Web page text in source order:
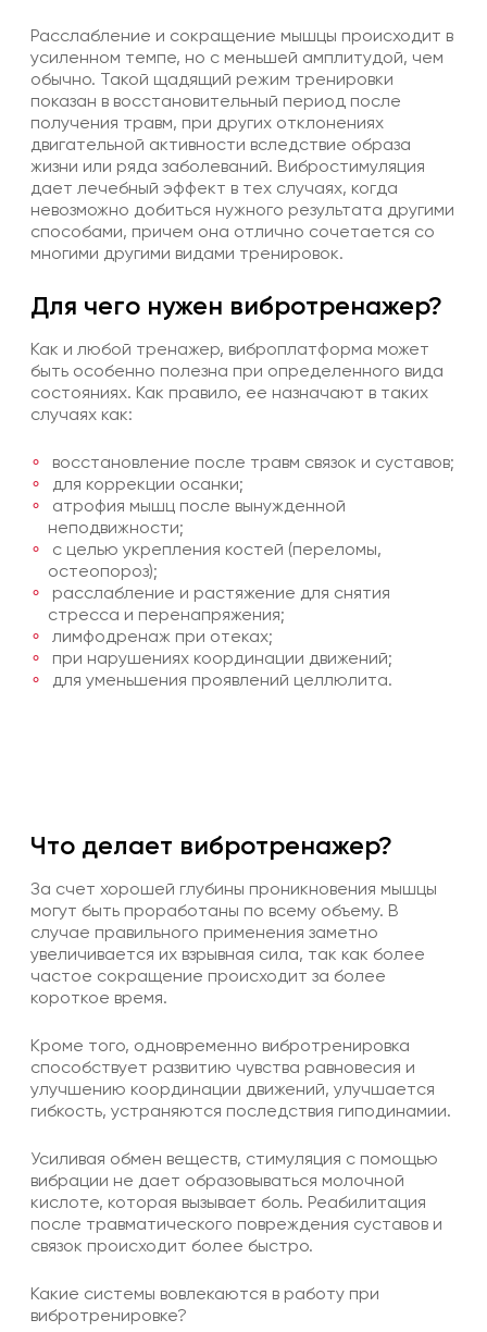
Расслабление и сокращение мышцы происходит в
усиленном темпе, но с меньшей амплитудой, чем
обычно. Такой щадящий режим тренировки
показан в восстановительный период после
получения травм, при других отклонениях
двигательной активности вследствие образа
жизни или ряда заболеваний. Вибростимуляция
дает лечебный эффект в тех случаях, когда
невозможно добиться нужного результата другими
способами, причем она отлично сочетается со
многими другими видами тренировок.
Для чего нужен вибротренажер?
Как и любой тренажер, виброплатформа может
быть особенно полезна при определенного вида
состояниях. Как правило, ее назначают в таких
случаях как:
восстановление после травм связок и суставов;
для коррекции осанки;
атрофия мышц после вынужденной
неподвижности;
с целью укрепления костей (переломы,
остеопороз);
расслабление и растяжение для снятия
стресса и перенапряжения;
лимфодренаж при отеках;
при нарушениях координации движений;
для уменьшения проявлений целлюлита.
Что делает вибротренажер?
За счет хорошей глубины проникновения мышцы
могут быть проработаны по всему объему. В
случае правильного применения заметно
увеличивается их взрывная сила, так как более
частое сокращение происходит за более
короткое время.
Кроме того, одновременно вибротренировка
способствует развитию чувства равновесия и
улучшению координации движений, улучшается
гибкость, устраняются последствия гиподинамии.
Усиливая обмен веществ, стимуляция с помощью
вибрации не дает образовываться молочной
кислоте, которая вызывает боль. Реабилитация
после травматического повреждения суставов и
связок происходит более быстро.
Какие системы вовлекаются в работу при
вибротренировке?